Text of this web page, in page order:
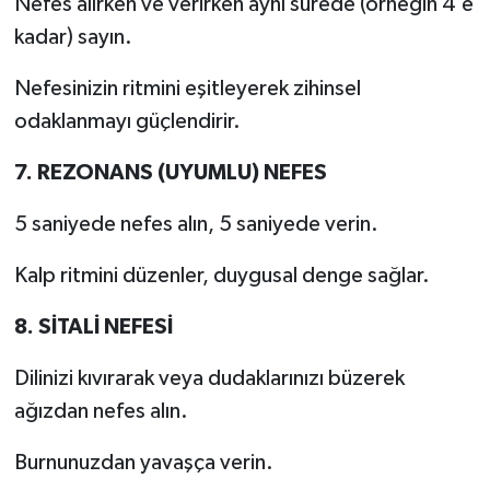
Nefes alırken ve verirken aynı sürede (örneğin 4’e
kadar) sayın.
Nefesinizin ritmini eşitleyerek zihinsel
odaklanmayı güçlendirir.
7. REZONANS (UYUMLU) NEFES
5 saniyede nefes alın, 5 saniyede verin.
Kalp ritmini düzenler, duygusal denge sağlar.
8. SİTALİ NEFESİ
Dilinizi kıvırarak veya dudaklarınızı büzerek
ağızdan nefes alın.
Burnunuzdan yavaşça verin.